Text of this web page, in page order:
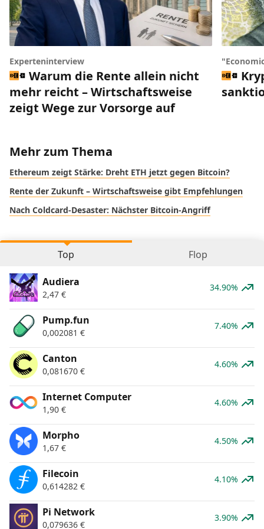
Experteninterview
Warum die Rente allein nicht
mehr reicht – Wirtschaftsweise
zeigt Wege zur Vorsorge auf
Mehr zum Thema
Ethereum zeigt Stärke: Dreht ETH jetzt gegen Bitcoin?
Rente der Zukunft – Wirtschaftsweise gibt Empfehlungen
Nach Coldcard-Desaster: Nächster Bitcoin-Angriff
Top Flop
Audiera
2,47 €
34.90%
Pump.fun
0,002081 €
7.40%
Canton
0,081670 €
4.60%
Internet Computer
1,90 €
4.60%
Morpho
1,67 €
4.50%
Filecoin
0,614282 €
4.10%
Pi Network
0,079636 €
3.90%